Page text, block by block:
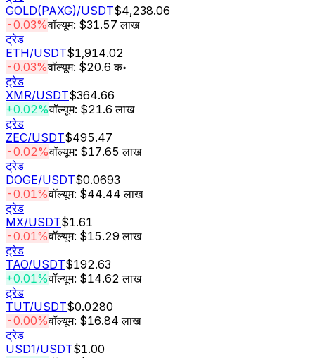
GOLD(PAXG)/USDT$4,238.06
-0.03%वॉल्यूम: $31.57 लाख
ट्रेड
ETH/USDT$1,914.02
-0.03%वॉल्यूम: $20.6 क॰
ट्रेड
XMR/USDT$364.66
+0.02%वॉल्यूम: $21.6 लाख
ट्रेड
ZEC/USDT$495.47
-0.02%वॉल्यूम: $17.65 लाख
ट्रेड
DOGE/USDT$0.0693
-0.01%वॉल्यूम: $44.44 लाख
ट्रेड
MX/USDT$1.61
-0.01%वॉल्यूम: $15.29 लाख
ट्रेड
TAO/USDT$192.63
+0.01%वॉल्यूम: $14.62 लाख
ट्रेड
TUT/USDT$0.0280
-0.00%वॉल्यूम: $16.84 लाख
ट्रेड
USD1/USDT$1.00